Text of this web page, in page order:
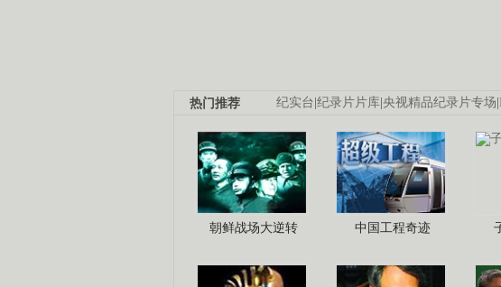
纪实台 纪录片片库 央视精品纪录片专场
热门推荐
朝鲜战场大逆转 中国工程奇迹